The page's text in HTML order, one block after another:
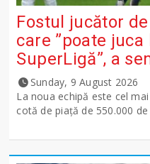
Fostul jucător
care ”poate
SuperLigă”, a
Sunday, 9 August 2026
La noua echipă este cel
cotă de piață de 550.000